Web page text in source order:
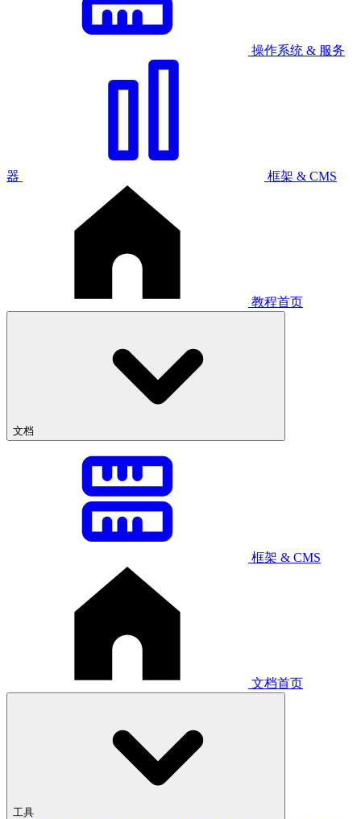
操作系统 & 服务
器 框架 & CMS
教程首页
文档
框架 & CMS
文档首页
工具